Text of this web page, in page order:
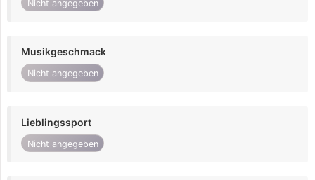
Nicht angegeben
Musikgeschmack
Nicht angegeben
Lieblingssport
Nicht angegeben